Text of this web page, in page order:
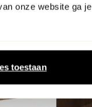
onze website ga je
toestaan